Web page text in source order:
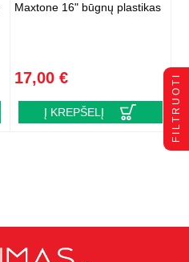
Maxtone 16" būgnų plastikas
17,00 €
Į KREPŠELĮ FILTRUOTI